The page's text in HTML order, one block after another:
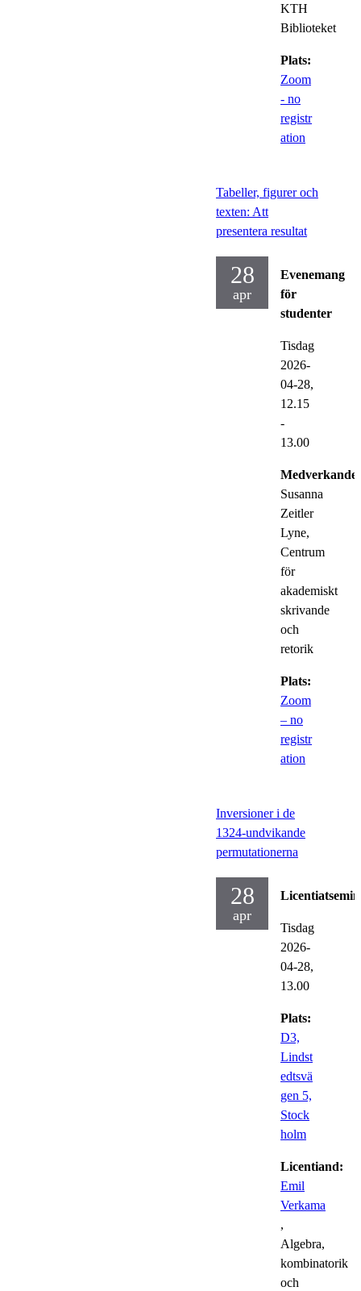
KTH
Biblioteket
Plats:
Zoom
- no
registr
ation
Tabeller, figurer och
texten: Att
presentera resultat
28
apr
Evenemang
för
studenter
Tisdag
2026-
04-28,
12.15
-
13.00
Medverkande:
Susanna
Zeitler
Lyne,
Centrum
för
akademiskt
skrivande
och
retorik
Plats:
Zoom
– no
registr
ation
Inversioner i de
1324-undvikande
permutationerna
28
apr
Tisdag
2026-
04-28,
13.00
Plats:
D3,
Lindst
edtsvä
gen 5,
Stock
holm
Licentiand:
Emil
Verkama
,
Algebra,
kombinatorik
och